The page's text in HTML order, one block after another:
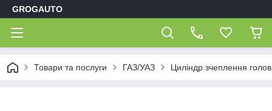
GROGAUTO
Товари та послуги ГАЗ/УАЗ Циліндр зчеплення